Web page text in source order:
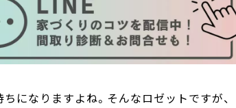
になりますよね。そんなロゼットですが、